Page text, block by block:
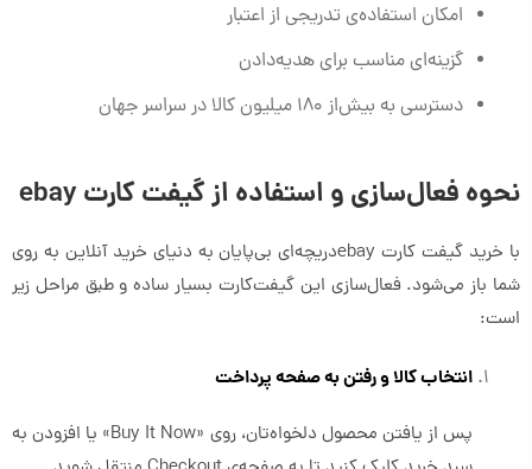
امکان استفاده‌ی تدریجی از اعتبار
گزینه‌ای مناسب برای هدیه‌دادن
دسترسی به بیش‌از ۱۸۰ میلیون کالا در سراسر جهان
نحوه فعال‌سازی و استفاده از گیفت کارت ebay
با خرید گیفت کارت ebayدریچه‌ای بی‌پایان به دنیای خرید آنلاین به روی
شما باز می‌شود. فعال‌سازی این گیفت‌کارت بسیار ساده و طبق مراحل زیر
است:
انتخاب کالا و رفتن به صفحه پرداخت
پس از یافتن محصول دلخواه‌تان، روی «Buy It Now» یا افزودن به